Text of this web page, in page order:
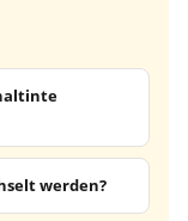
werden?